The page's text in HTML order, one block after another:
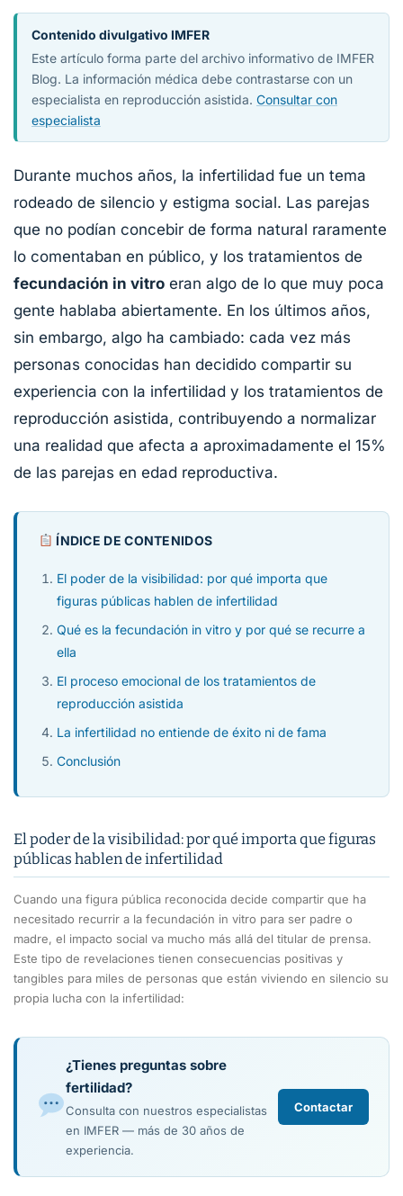
Contenido divulgativo IMFER
Este artículo forma parte del archivo informativo de IMFER
Blog. La información médica debe contrastarse con un
especialista en reproducción asistida. Consultar con
especialista
Durante muchos años, la infertilidad fue un tema
rodeado de silencio y estigma social. Las parejas
que no podían concebir de forma natural raramente
lo comentaban en público, y los tratamientos de
fecundación in vitro eran algo de lo que muy poca
gente hablaba abiertamente. En los últimos años,
sin embargo, algo ha cambiado: cada vez más
personas conocidas han decidido compartir su
experiencia con la infertilidad y los tratamientos de
reproducción asistida, contribuyendo a normalizar
una realidad que afecta a aproximadamente el 15%
de las parejas en edad reproductiva.
ÍNDICE DE CONTENIDOS
El poder de la visibilidad: por qué importa que
figuras públicas hablen de infertilidad
Qué es la fecundación in vitro y por qué se recurre a
ella
El proceso emocional de los tratamientos de
reproducción asistida
La infertilidad no entiende de éxito ni de fama
Conclusión
El poder de la visibilidad: por qué importa que figuras
públicas hablen de infertilidad
Cuando una figura pública reconocida decide compartir que ha
necesitado recurrir a la fecundación in vitro para ser padre o
madre, el impacto social va mucho más allá del titular de prensa.
Este tipo de revelaciones tienen consecuencias positivas y
tangibles para miles de personas que están viviendo en silencio su
propia lucha con la infertilidad:
¿Tienes preguntas sobre
fertilidad?
Consulta con nuestros especialistas
en IMFER — más de 30 años de
experiencia.
Contactar